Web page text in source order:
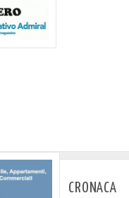
CRONACA